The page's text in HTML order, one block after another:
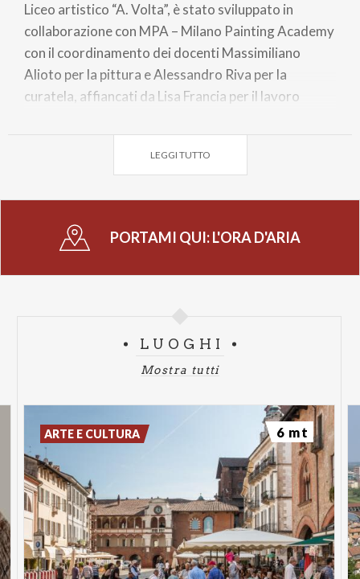
Liceo artistico “A. Volta”, è stato sviluppato in
collaborazione con MPA – Milano Painting Academy
con il coordinamento dei docenti Massimiliano
Alioto per la pittura e Alessandro Riva per la
curatela, affiancati da Lisa Francia per il lavoro
principali, gli studenti hanno assistito alle esecuzioni
del pianista Alexander Romanovsky, della
Itinere Musica Medievale.
Il concerto di Romanovsky ha mostrato tutta la
forza fisica ed emotiva di un repertorio solo
radicalmente sperimentali, attraversando le
Cathy Berberian, mettendo continuamente in
performance. L’ensemble In Itinere Musica
Medievale ha infine riportato alla luce strumenti e
repertori antichi – viella, ribeca, ghironda, arpa,
flauti medievali – trasformando la musica medievale
in un’esperienza sorprendentemente viva e
contemporanea.
Agli studenti non è stato chiesto di limitarsi ad
assistere ai concerti, ma di attraversarli
LEGGI TUTTO
PORTAMI QUI:L'ORA D'ARIA
LUOGHI
Mostra tutti
ARTE E CULTURA 6 mt